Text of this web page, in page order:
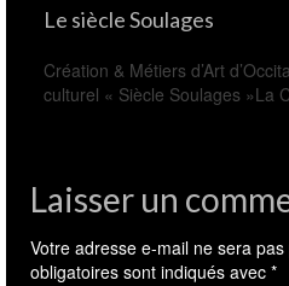
Le siècle Soulages
Création & Métiers d’Art
culturel « Siècle Soulages »La
Laisser un
Votre adresse e-mail ne sera pas
obligatoires sont indiqués avec *